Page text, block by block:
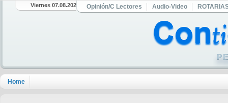
Viernes 07.08.2026 Opinión/C Lectores Audio-Video
Home